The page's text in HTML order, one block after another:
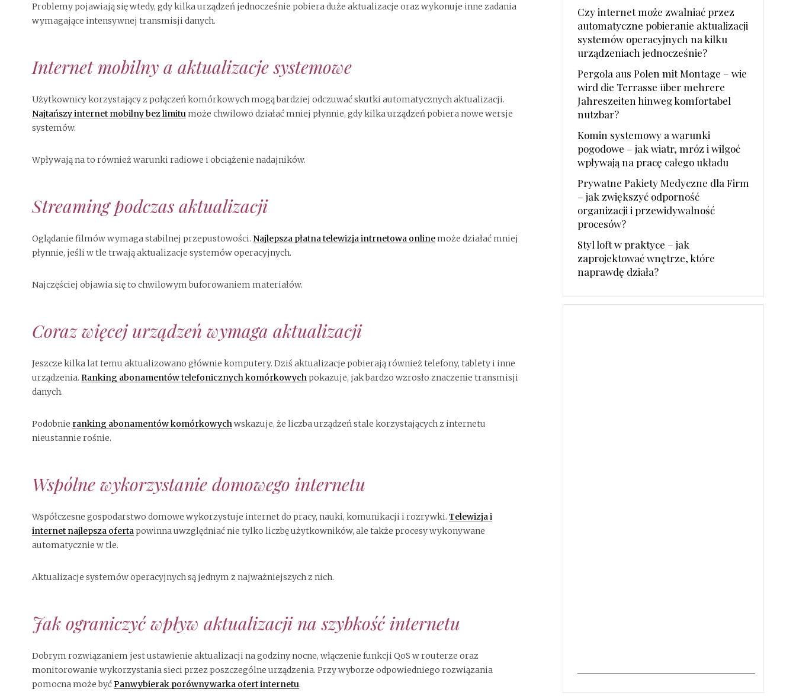
Problemy pojawiają się wtedy, gdy kilka urządzeń jednocześnie pobiera duże aktualizacje oraz wykonuje inne zadania
wymagające intensywnej transmisji danych.
Internet mobilny a aktualizacje systemowe
Użytkownicy korzystający z połączeń komórkowych mogą bardziej odczuwać skutki automatycznych aktualizacji.
Najtańszy internet mobilny bez limitu może chwilowo działać mniej płynnie, gdy kilka urządzeń pobiera nowe wersje
systemów.
Wpływają na to również warunki radiowe i obciążenie nadajników.
Streaming podczas aktualizacji
Oglądanie filmów wymaga stabilnej przepustowości. Najlepsza płatna telewizja intrnetowa onlinemoże działać mniej
płynnie, jeśli w tle trwają aktualizacje systemów operacyjnych.
Najczęściej objawia się to chwilowym buforowaniem materiałów.
Coraz więcej urządzeń wymaga aktualizacji
Jeszcze kilka lat temu aktualizowano głównie komputery. Dziś aktualizacje pobierają również telefony, tablety i inne
urządzenia. Ranking abonamentów telefonicznych komórkowych pokazuje, jak bardzo wzrosło znaczenie transmisji
danych.
Podobnie ranking abonamentów komórkowych wskazuje, że liczba urządzeń stale korzystających z internetu
nieustannie rośnie.
Wspólne wykorzystanie domowego internetu
Współczesne gospodarstwo domowe wykorzystuje internet do pracy, nauki, komunikacji i rozrywki. Telewizja i
internet najlepsza oferta powinna uwzględniać nie tylko liczbę użytkowników, ale także procesy wykonywane
automatycznie w tle.
Aktualizacje systemów operacyjnych są jednym z najważniejszych z nich.
Jak ograniczyć wpływ aktualizacji na szybkość internetu
Dobrym rozwiązaniem jest ustawienie aktualizacji na godziny nocne, włączenie funkcji QoS w routerze oraz
monitorowanie wykorzystania sieci przez poszczególne urządzenia. Przy wyborze odpowiedniego rozwiązania
pomocna może być Panwybierak porównywarka ofert internetu.
Czy internet może zwalniać przez
automatyczne pobieranie aktualizacji
systemów operacyjnych na kilku
urządzeniach jednocześnie?
Pergola aus Polen mit Montage – wie
wird die Terrasse über mehrere
Jahreszeiten hinweg komfortabel
nutzbar?
Komin systemowy a warunki
pogodowe – jak wiatr, mróz i wilgoć
wpływają na pracę całego układu
Prywatne Pakiety Medyczne dla Firm
– jak zwiększyć odporność
organizacji i przewidywalność
procesów?
Styl loft w praktyce – jak
zaprojektować wnętrze, które
naprawdę działa?